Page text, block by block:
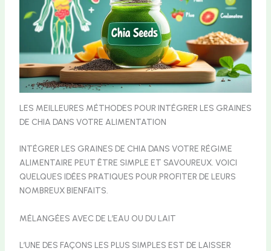
LES MEILLEURES MÉTHODES POUR INTÉGRER LES GRAINES
DE CHIA DANS VOTRE ALIMENTATION
INTÉGRER LES GRAINES DE CHIA DANS VOTRE RÉGIME
ALIMENTAIRE PEUT ÊTRE SIMPLE ET SAVOUREUX. VOICI
QUELQUES IDÉES PRATIQUES POUR PROFITER DE LEURS
NOMBREUX BIENFAITS.
MÉLANGÉES AVEC DE L’EAU OU DU LAIT
L’UNE DES FAÇONS LES PLUS SIMPLES EST DE LAISSER